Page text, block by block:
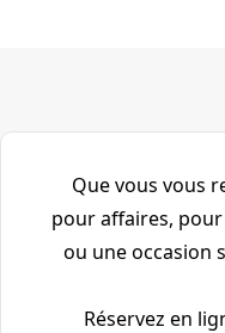
Que vous vous
pour affaires,
ou une occasion
Réservez en